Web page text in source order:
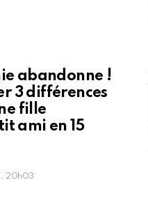
abandonne !
3 différences
fille
ami en 15
20h03